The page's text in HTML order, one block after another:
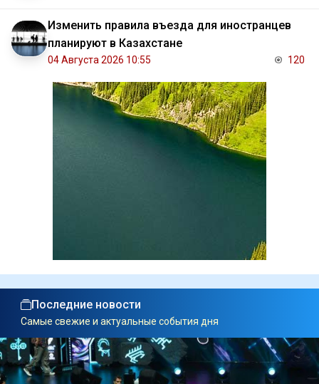
Изменить правила въезда для иностранцев
планируют в Казахстане
04 Августа 2026 10:55 120
Последние новости
Самые свежие и актуальные события дня